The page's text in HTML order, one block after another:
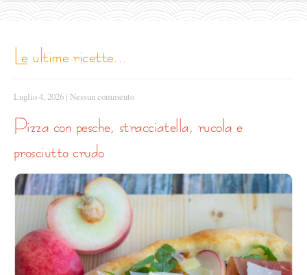
le ultime ricette...
Luglio 4, 2026 | Nessun commento
pizza con pesche, stracciatella, rucola e
prosciutto crudo